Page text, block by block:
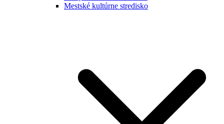
Mestské kultúrne stredisko